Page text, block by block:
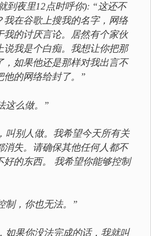
到夜里12点时呼你): “这还不
我在谷歌上搜我的名字，网络
我的讨厌言论。居然有个家伙
说我是个白痴。我想让你把那
，如果他还是那样对我出言不
他的网络给封了。”
这么做。”
叫别人做。我希望今天所有关
消失。请确保其他任何人都不
好的东西。 我希望你能够控制
制，你也无法。”
如果你没法完成的话，我就叫